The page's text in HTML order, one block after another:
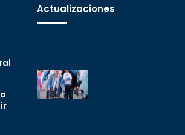
Actualizaciones